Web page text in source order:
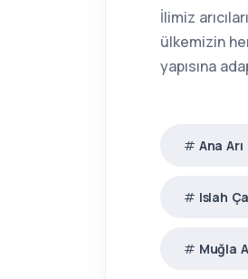
İlimiz
ülkemizin
yapısına
Ana Arı
Islah
Muğla